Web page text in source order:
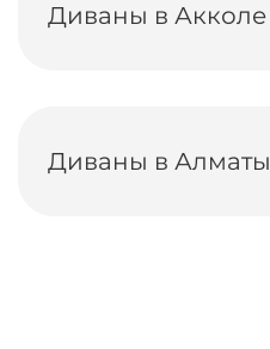
Диваны в Акколе
Диваны в Алматы